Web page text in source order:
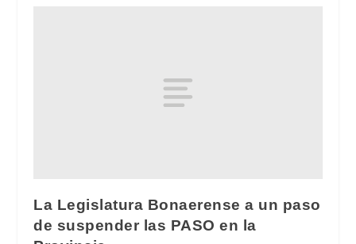
La Legislatura Bonaerense a un paso
de suspender las PASO en la